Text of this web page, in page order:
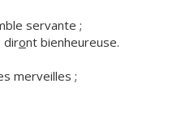
servante ;
diront bienheureuse.
merveilles ;